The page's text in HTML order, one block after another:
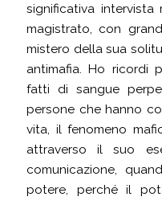
significativa
magistrato, con
mistero della sua
antimafia. Ho ricordi
fatti di sangue
persone che hanno
vita, il fenomeno
attraverso il suo
comunicazione,
potere, perché il